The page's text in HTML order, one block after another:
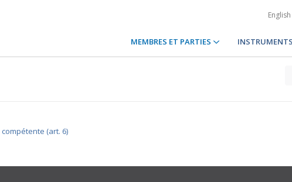
English
MEMBRES ET PARTIES INSTRUMENTS
(art. 6)